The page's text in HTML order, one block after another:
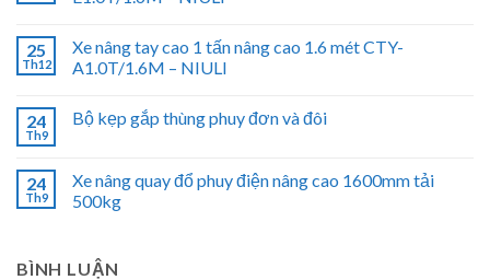
25
Th12
Xe nâng tay cao 1 tấn nâng cao 1.6 mét CTY-
A1.0T/1.6M – NIULI
24
Th9
Bộ kẹp gắp thùng phuy đơn và đôi
24
Th9
Xe nâng quay đổ phuy điện nâng cao 1600mm tải
500kg
BÌNH LUẬN